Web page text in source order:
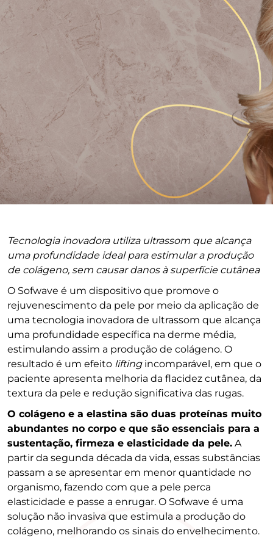
Tecnologia inovadora utiliza ultrassom que alcança
uma profundidade ideal para estimular a produção
de colágeno, sem causar danos à superfície cutânea
O Sofwave é um dispositivo que promove o
rejuvenescimento da pele por meio da aplicação de
uma tecnologia inovadora de ultrassom que alcança
uma profundidade específica na derme média,
estimulando assim a produção de colágeno. O
resultado é um efeito lifting incomparável, em que o
paciente apresenta melhoria da flacidez cutânea, da
textura da pele e redução significativa das rugas.
O colágeno e a elastina são duas proteínas muito
abundantes no corpo e que são essenciais para a
sustentação, firmeza e elasticidade da pele. A
partir da segunda década da vida, essas substâncias
passam a se apresentar em menor quantidade no
organismo, fazendo com que a pele perca
elasticidade e passe a enrugar. O Sofwave é uma
solução não invasiva que estimula a produção do
colágeno, melhorando os sinais do envelhecimento.